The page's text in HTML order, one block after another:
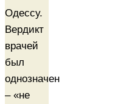
Одессу.
Вердикт
врачей
был
однозначен
– «не